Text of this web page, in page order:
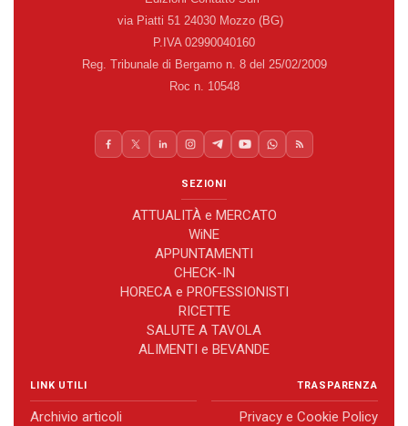
via Piatti 51 24030 Mozzo (BG)
P.IVA 02990040160
Reg. Tribunale di Bergamo n. 8 del 25/02/2009
Roc n. 10548
SEZIONI
ATTUALITÀ e MERCATO
WiNE
APPUNTAMENTI
CHECK-IN
HORECA e PROFESSIONISTI
RICETTE
SALUTE A TAVOLA
ALIMENTI e BEVANDE
LINK UTILI
Archivio articoli
TRASPARENZA
Privacy e Cookie Policy